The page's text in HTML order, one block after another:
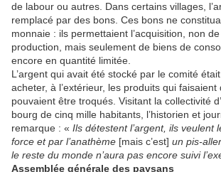
de labour ou autres. Dans certains villages,
remplacé par des bons. Ces bons ne
monnaie : ils permettaient l’acquisition, non
production, mais seulement de biens de
encore en quantité limitée.
L’argent qui avait été stocké par le comité
acheter, à l’extérieur, les produits qui
pouvaient être troqués. Visitant la collectivité
bourg de cinq mille habitants, l’historien et
remarque : « Ils détestent l’argent, ils veulent
force et par l’anathème [mais c’est] un pis-
le reste du monde n’aura pas encore suivi
Assemblée générale des paysans